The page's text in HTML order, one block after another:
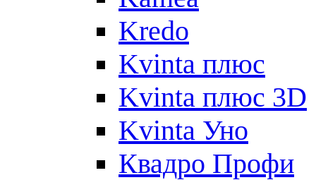
Kredo
Kvinta плюс
Kvinta плюс 3D
Kvinta Уно
Квадро Профи